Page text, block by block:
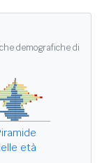
demografiche di
età